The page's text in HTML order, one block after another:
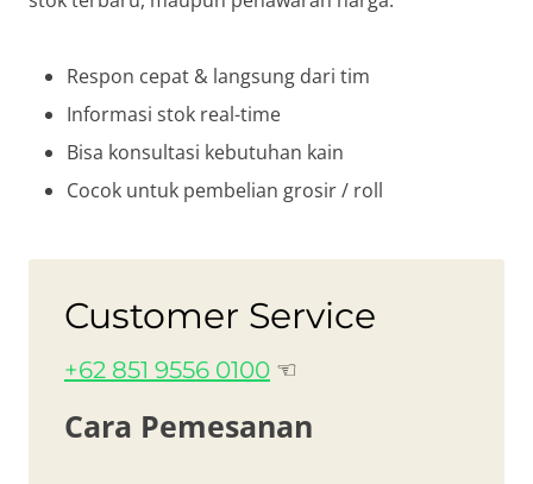
Respon cepat & langsung dari tim
Informasi stok real-time
Bisa konsultasi kebutuhan kain
Cocok untuk pembelian grosir / roll
Customer Service
+62 851 9556 0100 ☜
Cara Pemesanan